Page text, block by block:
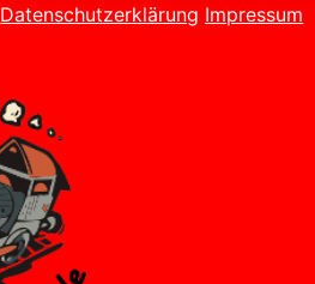
Datenschutzerklärung Impressum